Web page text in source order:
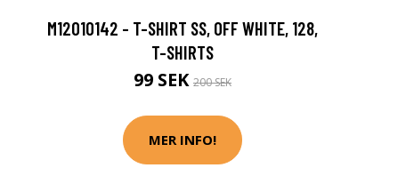
M12010142 - T-SHIRT SS, OFF WHITE, 128,
T-SHIRTS
99 SEK 200 SEK
MER INFO!